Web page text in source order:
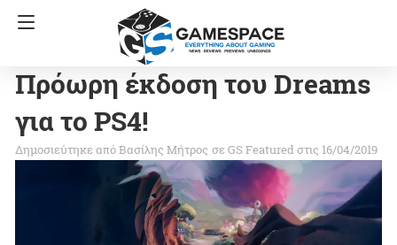
Πρόωρη έκδοση του Dreams
για το PS4!
Βασίλης Μήτρος σε GS Featuredστις 16/04/2019